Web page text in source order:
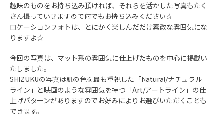
趣味のものをお持ち込み頂ければ、それらを活かした写真もたく
さん撮っていきますので何でもお持ち込みください☆
ロケーションフォトは、とにかく楽しんだだけ素敵な雰囲気にな
りますよ☆
今回の写真は、マット系の雰囲気に仕上げたものを中心に掲載い
たしました。
SHIZUKUの写真は肌の色を最も重視した「Natural/ナチュラル
ライン」と映画のような雰囲気を持つ「Art/アートライン」の仕
上げパターンがありますのでお好みによりお選びいただくことも
できます。